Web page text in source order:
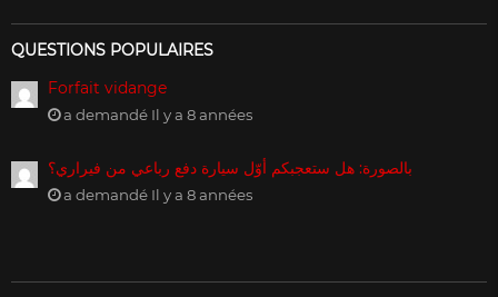
QUESTIONS POPULAIRES
Forfait vidange
a demandé Il y a 8 années
بالصورة: هل ستعجبكم أوّل سيارة دفع رباعي من فيراري؟
a demandé Il y a 8 années